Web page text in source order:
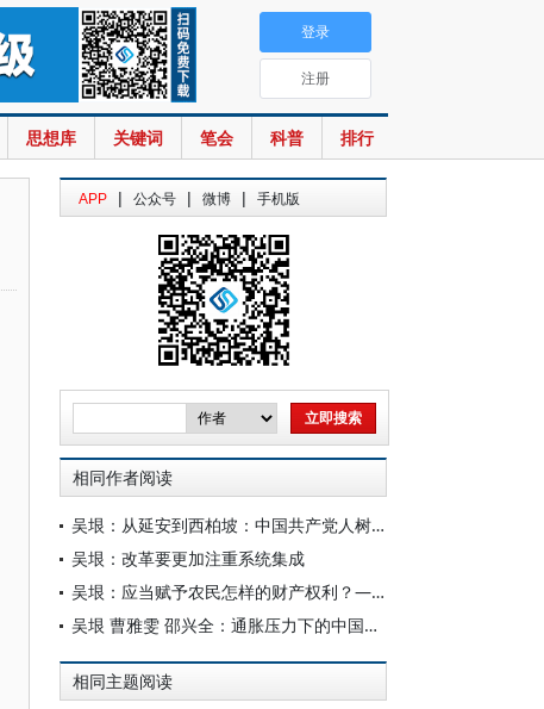
思想库 关键词 笔会 科普 排行
登录
注册
APP | 公众号 | 微博 | 手机版
相同作者阅读
吴垠：从延安到西柏坡：中国共产党人树立正确政绩观的重要探索
吴垠：改革要更加注重系统集成
吴垠：应当赋予农民怎样的财产权利？——中国农村土地产权制度的改革方向探索
吴垠 曹雅雯 邵兴全：通胀压力下的中国粮食安全问题
相同主题阅读